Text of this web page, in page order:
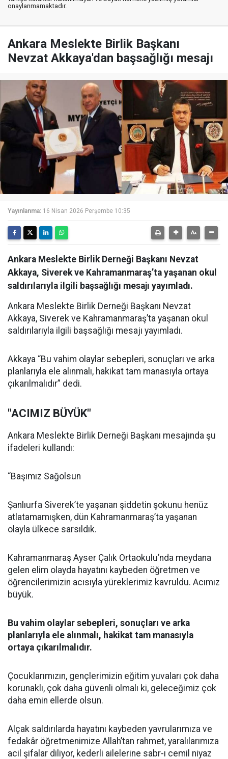
onaylanmamaktadır.
Ankara Meslekte Birlik Başkanı
Nevzat Akkaya'dan başsağlığı mesajı
Yayınlanma: 16 Nisan 2026 Perşembe 10:35
Ankara Meslekte Birlik Derneği Başkanı Nevzat
Akkaya, Siverek ve Kahramanmaraş’ta yaşanan okul
saldırılarıyla ilgili başsağlığı mesajı yayımladı.
Ankara Meslekte Birlik Derneği Başkanı Nevzat
Akkaya, Siverek ve Kahramanmaraş’ta yaşanan okul
saldırılarıyla ilgili başsağlığı mesajı yayımladı.
Akkaya “Bu vahim olaylar sebepleri, sonuçları ve arka
planlarıyla ele alınmalı, hakikat tam manasıyla ortaya
çıkarılmalıdır” dedi.
"ACIMIZ BÜYÜK"
Ankara Meslekte Birlik Derneği Başkanı mesajında şu
ifadeleri kullandı:
“Başımız Sağolsun
Şanlıurfa Siverek’te yaşanan şiddetin şokunu henüz
atlatamamışken, dün Kahramanmaraş’ta yaşanan
olayla ülkece sarsıldık.
Kahramanmaraş Ayser Çalık Ortaokulu’nda meydana
gelen elim olayda hayatını kaybeden öğretmen ve
öğrencilerimizin acısıyla yüreklerimiz kavruldu. Acımız
büyük.
Bu vahim olaylar sebepleri, sonuçları ve arka
planlarıyla ele alınmalı, hakikat tam manasıyla
ortaya çıkarılmalıdır.
Çocuklarımızın, gençlerimizin eğitim yuvaları çok daha
korunaklı, çok daha güvenli olmalı ki, geleceğimiz çok
daha emin ellerde olsun.
Alçak saldırılarda hayatını kaybeden yavrularımıza ve
fedakâr öğretmenimize Allah’tan rahmet, yaralılarımıza
acil şifalar diliyor, kederli ailelerine sabr-ı cemil niyaz